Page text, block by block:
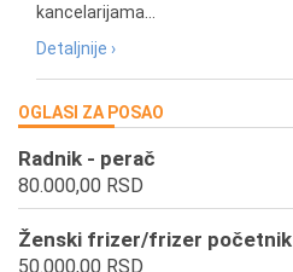
kancelarijama...
Detaljnije ›
OGLASI ZA POSAO
Radnik - perač
80.000,00 RSD
Ženski frizer/frizer početnik
50.000,00 RSD